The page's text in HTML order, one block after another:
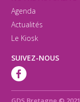
Agenda
Actualités
Le Kiosk
SUIVEZ-NOUS